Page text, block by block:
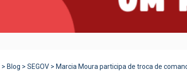
> Blog > SEGOV > Marcia Moura participa de troca de